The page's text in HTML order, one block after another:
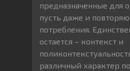
предназначенные для
пусть даже и
потребления.
остается – контекст и
различный характер